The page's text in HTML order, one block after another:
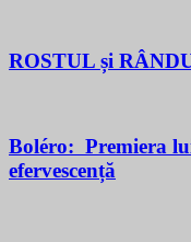
ROSTUL și
Boléro: Premiera
efervescență